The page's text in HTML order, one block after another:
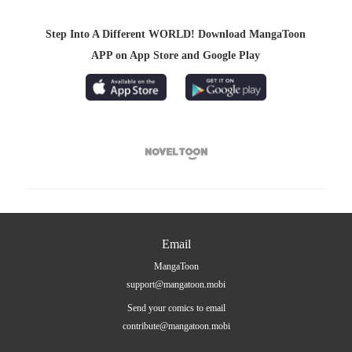
Step Into A Different WORLD! Download MangaToon
APP on App Store and Google Play

Email
MangaToon
support@mangatoon.mobi
Send your comics to email
contribute@mangatoon.mobi